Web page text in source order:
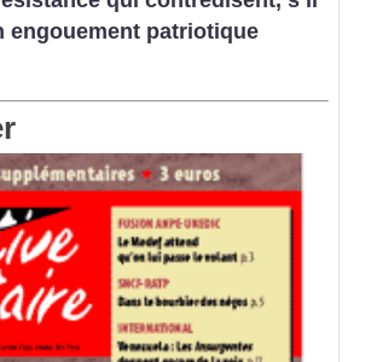
engouement patriotique